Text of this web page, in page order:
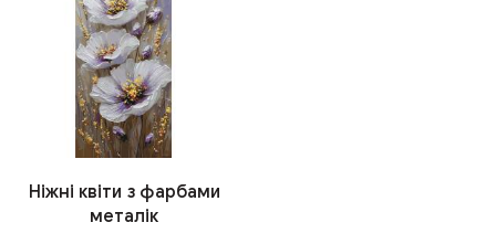
Ніжні квіти з фарбами
металік